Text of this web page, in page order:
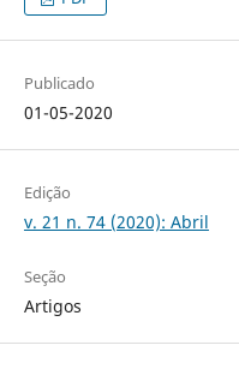
Publicado
01-05-2020
Edição
v. 21 n. 74 (2020): Abril
Seção
Artigos